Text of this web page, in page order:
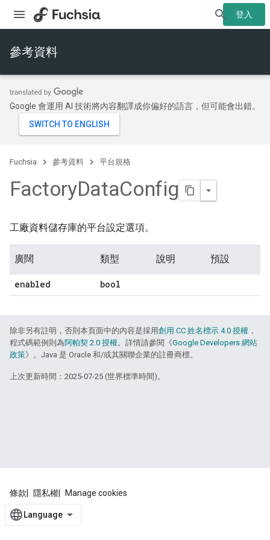
登入
參考資料
Google 會運用 AI 技術將內容翻譯成你偏好的語言，但可能會出錯。
Fuchsia 參考資料 平台規格
FactoryDataConfig
工廠資料儲存庫的平台設定選項。
廣闊 類型 說明 預設
enabled bool
除非另有註明，否則本頁面中的內容是採用創用 CC 姓名標示 4.0 授權 ，
程式碼範例則為阿帕契 2.0 授權。詳情請參閱《Google Developers 網站
政策》。Java 是 Oracle 和/或其關聯企業的註冊商標。
上次更新時間：2025-07-25 (世界標準時間)。
條款 隱私權 Manage cookies